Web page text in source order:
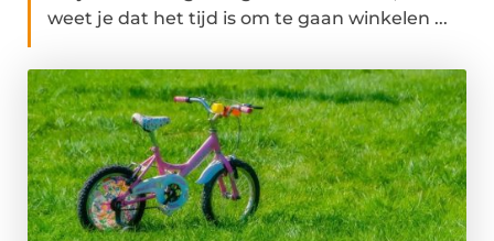
weet je dat het tijd is om te gaan winkelen ...